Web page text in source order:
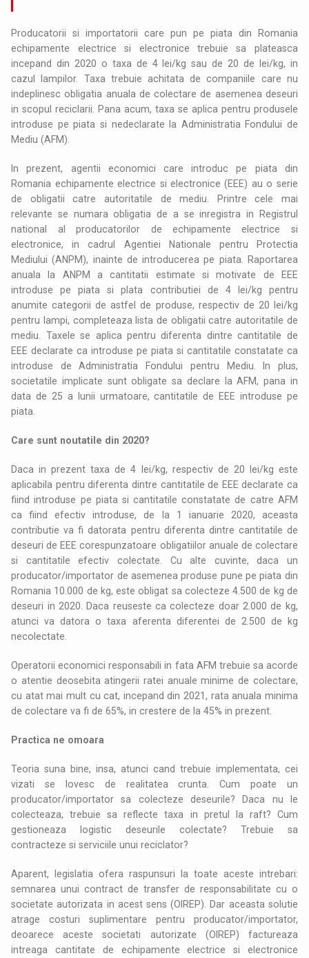
Producatorii si importatorii care pun pe piata din Romania
echipamente electrice si electronice trebuie sa plateasca
incepand din 2020 o taxa de 4 lei/kg sau de 20 de lei/kg, in
cazul lampilor. Taxa trebuie achitata de companiile care nu
indeplinesc obligatia anuala de colectare de asemenea deseuri
in scopul reciclarii. Pana acum, taxa se aplica pentru produsele
introduse pe piata si nedeclarate la Administratia Fondului de
Mediu (AFM).
In prezent, agentii economici care introduc pe piata din
Romania echipamente electrice si electronice (EEE) au o serie
de obligatii catre autoritatile de mediu. Printre cele mai
relevante se numara obligatia de a se inregistra in Registrul
national al producatorilor de echipamente electrice si
electronice, in cadrul Agentiei Nationale pentru Protectia
Mediului (ANPM), inainte de introducerea pe piata. Raportarea
anuala la ANPM a cantitatii estimate si motivate de EEE
introduse pe piata si plata contributiei de 4 lei/kg pentru
anumite categorii de astfel de produse, respectiv de 20 lei/kg
pentru lampi, completeaza lista de obligatii catre autoritatile de
mediu. Taxele se aplica pentru diferenta dintre cantitatile de
EEE declarate ca introduse pe piata si cantitatile constatate ca
introduse de Administratia Fondului pentru Mediu. In plus,
societatile implicate sunt obligate sa declare la AFM, pana in
data de 25 a lunii urmatoare, cantitatile de EEE introduse pe
piata.
Care sunt noutatile din 2020?
Daca in prezent taxa de 4 lei/kg, respectiv de 20 lei/kg este
aplicabila pentru diferenta dintre cantitatile de EEE declarate ca
fiind introduse pe piata si cantitatile constatate de catre AFM
ca fiind efectiv introduse, de la 1 ianuarie 2020, aceasta
contributie va fi datorata pentru diferenta dintre cantitatile de
deseuri de EEE corespunzatoare obligatiilor anuale de colectare
si cantitatile efectiv colectate. Cu alte cuvinte, daca un
producator/importator de asemenea produse pune pe piata din
Romania 10.000 de kg, este obligat sa colecteze 4.500 de kg de
deseuri in 2020. Daca reuseste ca colecteze doar 2.000 de kg,
atunci va datora o taxa aferenta diferentei de 2.500 de kg
necolectate.
Operatorii economici responsabili in fata AFM trebuie sa acorde
o atentie deosebita atingerii ratei anuale minime de colectare,
cu atat mai mult cu cat, incepand din 2021, rata anuala minima
de colectare va fi de 65%, in crestere de la 45% in prezent.
Practica ne omoara
Teoria suna bine, insa, atunci cand trebuie implementata, cei
vizati se lovesc de realitatea crunta. Cum poate un
producator/importator sa colecteze deseurile? Daca nu le
colecteaza, trebuie sa reflecte taxa in pretul la raft? Cum
gestioneaza logistic deseurile colectate? Trebuie sa
contracteze si serviciile unui reciclator?
Aparent, legislatia ofera raspunsuri la toate aceste intrebari:
semnarea unui contract de transfer de responsabilitate cu o
societate autorizata in acest sens (OIREP). Dar aceasta solutie
atrage costuri suplimentare pentru producator/importator,
deoarece aceste societati autorizate (OIREP) factureaza
intreaga cantitate de echipamente electrice si electronice